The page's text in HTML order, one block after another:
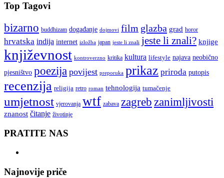
Top Tagovi
bizarno buddhizam događanje dojmovi film glazba grad horor
hrvatska indija internet izložba japan jeste li znali jeste li znali? knjige
književnost kontroverzno kritika kultura lifestyle najava neobično
pjesništvo poezija povijest preporuka prikaz priroda putopis
recenzija religija retro roman tehnologija tumačenje
umjetnost vjerovanja wtf zabava zagreb zanimljivosti
znanost čitanje životinje
PRATITE NAS
Najnovije priče